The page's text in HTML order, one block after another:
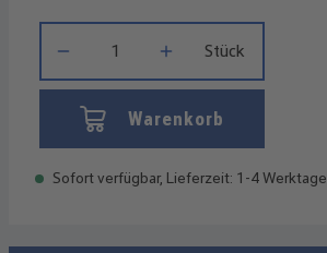
Stück
Warenkorb
Sofort verfügbar, Lieferzeit: 1-4 Werktage